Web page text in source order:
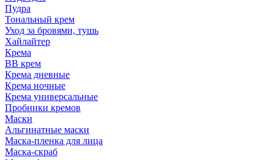
Пудра
Тональный крем
Уход за бровями, тушь
Хайлайтер
Крема
ВВ крем
Крема дневные
Крема ночные
Крема универсальные
Пробники кремов
Маски
Альгинатные маски
Маска-пленка для лица
Маска-скраб